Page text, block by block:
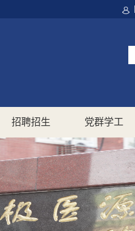
招聘招生 党群学工